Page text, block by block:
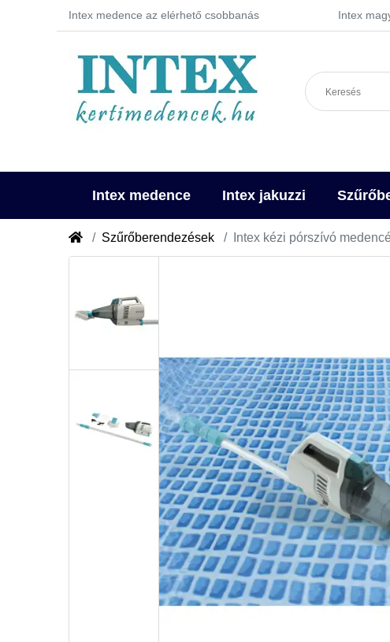
Intex medence az elérhető csobbanás Intex
Intex medence Intex jakuzzi
Szűrőberendezések Intex kézi pórszívó